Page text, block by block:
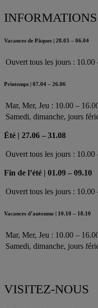
Vacances de Pâques | 28.03 – 06.04
Ouvert tous les jours : 10.00
Printemps | 07.04 – 26.06
Mar, Mer, Jeu : 10.00 –
Samedi, dimanche, jours
Été | 27.06 – 31.08
Ouvert tous les jours : 10.00
Fin de l’été | 01.09 – 09.10
Ouvert tous les jours : 10.00
Vacances d’automne | 10.10 – 18.10
Mar, Mer, Jeu : 10.00 –
Samedi, dimanche, jours
VISITEZ-NOUS